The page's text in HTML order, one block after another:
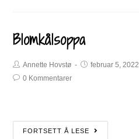
Blomkålsoppa
Annette Hovstø februar 5, 2022
0 Kommentarer
FORTSETT Å LESE